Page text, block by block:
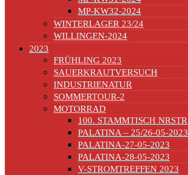
MP-KW32-2024
WINTERLAGER 23/24
WILLINGEN-2024
2023
FRÜHLING 2023
SAUERKRAUTVERSUCH
INDUSTRIENATUR
SOMMERTOUR-2
MOTORRAD
100. STAMMTISCH NRSTR
PALATINA – 25/26-05-2023
PALATINA-27-05-2023
PALATINA-28-05-2023
V-STROMTREFFEN 2023